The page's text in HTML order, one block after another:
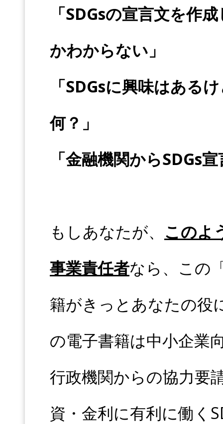
「SDGsの宣言文を作
かわからない 」
「SDGsに興味はある
何？」
「金融機関からSDGs
もしあなたが、 このよ
事業責任者なら、この
籍がきっとあなたの役
の電子書籍は中小企業
行政機関からの協力要
資・金利に有利に働く